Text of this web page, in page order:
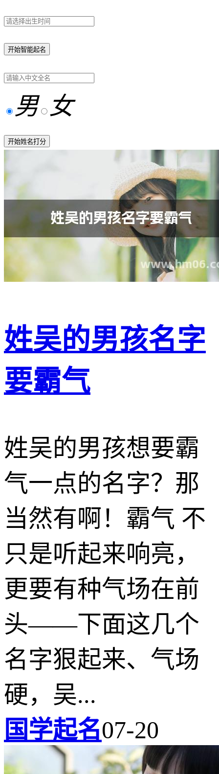
开始智能起名
男 女
开始姓名打分
姓吴的男孩名字
要霸气
姓吴的男孩想要霸
气一点的名字？那
当然有啊！霸气 不
只是听起来响亮，
更要有种气场在前
头——下面这几个
名字狠起来、气场
硬，吴...
国学起名07-20